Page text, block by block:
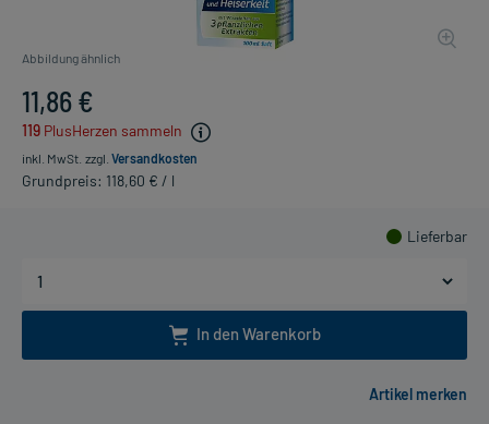
Abbildung ähnlich
11,86 €
119 PlusHerzen sammeln
inkl. MwSt. zzgl. Versandkosten
Grundpreis: 118,60 € / l
Lieferbar
In den Warenkorb